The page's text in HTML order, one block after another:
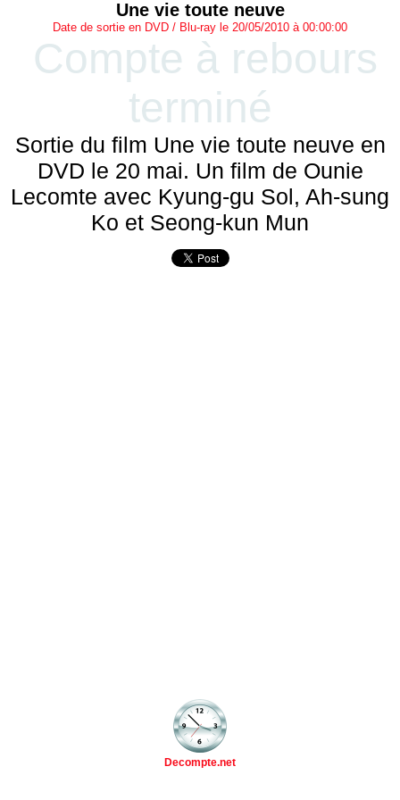
Une vie toute neuve
Date de sortie en DVD / Blu-ray le 20/05/2010 à 00:00:00
Compte à rebours
terminé
Sortie du film Une vie toute neuve en
DVD le 20 mai. Un film de Ounie
Lecomte avec Kyung-gu Sol, Ah-sung
Ko et Seong-kun Mun
Decompte.net